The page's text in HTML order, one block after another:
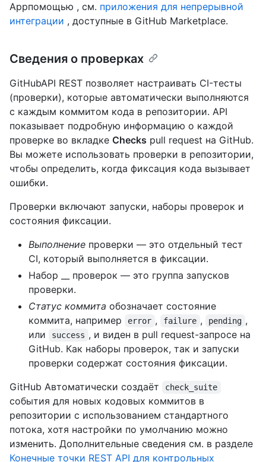
Appпомощью , см. приложения для непрерывной
интеграции , доступные в GitHub Marketplace.
Сведения о проверках
GitHubAPI REST позволяет настраивать CI-тесты
(проверки), которые автоматически выполняются
с каждым коммитом кода в репозитории. API
показывает подробную информацию о каждой
проверке во вкладке Checks pull request на GitHub.
Вы можете использовать проверки в репозитории,
чтобы определить, когда фиксация кода вызывает
ошибки.
Проверки включают запуски, наборы проверок и
состояния фиксации.
Выполнение проверки — это отдельный тест
CI, который выполняется в фиксации.
Набор __ проверок — это группа запусков
проверки.
Статус коммита обозначает состояние
коммита, например
error , failure , pending ,
или
success , и виден в pull request-запросе на
GitHub. Как наборы проверок, так и запуски
проверки содержат состояния фиксации.
GitHub Автоматически создаёт
check_suite
события для новых кодовых коммитов в
репозитории с использованием стандартного
потока, хотя настройки по умолчанию можно
изменить. Дополнительные сведения см. в разделе
Конечные точки REST API для контрольных